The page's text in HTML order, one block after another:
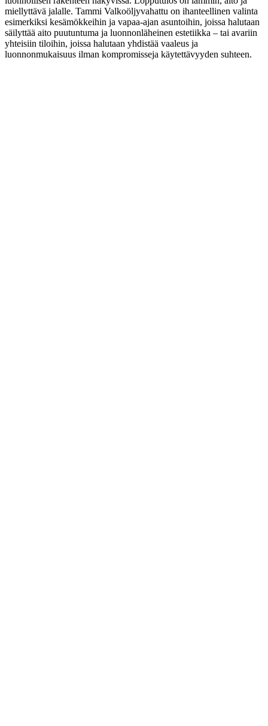
miellyttävä jalalle. Tammi Valkoöljyvahattu on ihanteellinen valinta
esimerkiksi kesämökkeihin ja vapaa-ajan asuntoihin, joissa halutaan
säilyttää aito puutuntuma ja luonnonläheinen estetiikka – tai avariin
yhteisiin tiloihin, joissa halutaan yhdistää vaaleus ja
luonnonmukaisuus ilman kompromisseja käytettävyyden suhteen.